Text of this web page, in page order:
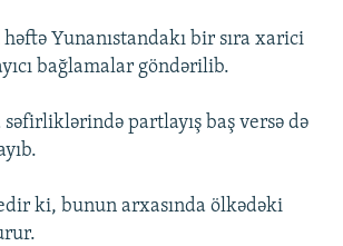
KITABXANASI
STANDARTLARIMIZ
ISTIFADƏ
saytları
Yunanıstandakı bir sıra xarici
bağlamalar göndərilib.
səfirliklərində partlayış baş versə də
ki, bunun arxasında ölkədəki